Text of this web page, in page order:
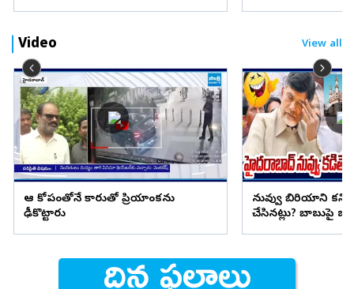
Video View all
ఆ కోపంతోనే కారుతో ప్రియాంకను
ఢీకొట్టారు
నువ్వు బిరియాని
చేసినట్లు? బాబుపై